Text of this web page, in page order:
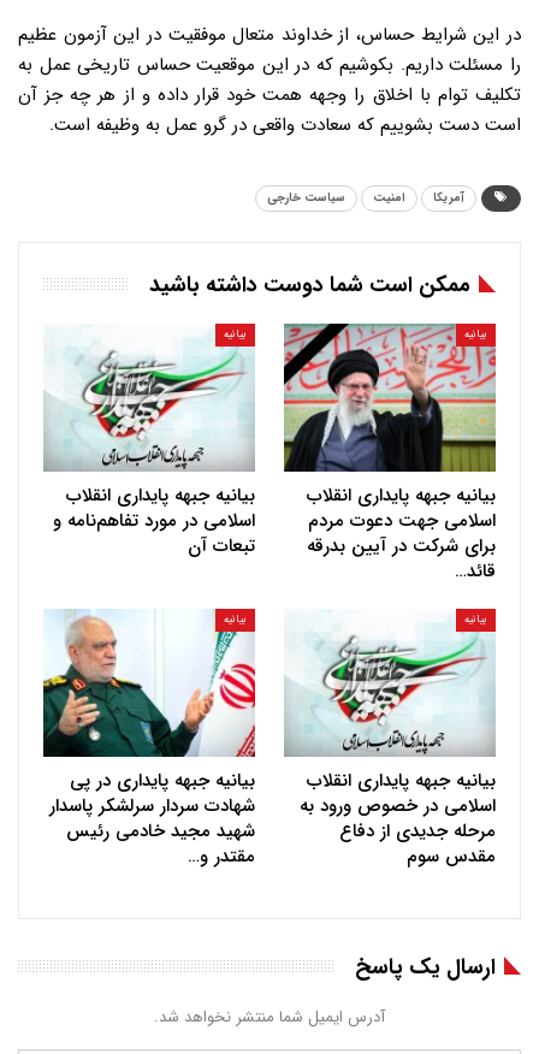
در این شرایط حساس، از خداوند متعال موفقیت در این آزمون عظیم
را مسئلت داریم. بکوشیم که در این موقعیت حساس تاریخی عمل به
تکلیف توام با اخلاق را وجهه همت خود قرار داده و از هر چه جز آن
است دست بشوییم که سعادت واقعی در گرو عمل به وظیفه است.
آمریکا امنیت سیاست خارجی
ممکن است شما دوست داشته باشید
بیانیه
بیانیه جبهه پایداری انقلاب
اسلامی جهت دعوت مردم
برای شرکت در آیین بدرقه
قائد…
بیانیه
بیانیه جبهه پایداری انقلاب
اسلامی در مورد تفاهم‌نامه و
تبعات آن
بیانیه
بیانیه جبهه پایداری انقلاب
اسلامی در خصوص ورود به
مرحله جدیدی از دفاع
مقدس سوم
بیانیه
بیانیه جبهه پایداری در پی
شهادت سردار سرلشکر پاسدار
شهید مجید خادمی رئیس
مقتدر و…
ارسال یک پاسخ
آدرس ایمیل شما منتشر نخواهد شد.